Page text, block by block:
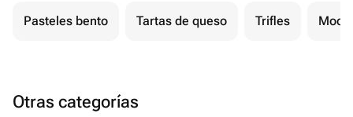
Pasteles bento Tartas de queso Trifles Mochi
Otras categorías